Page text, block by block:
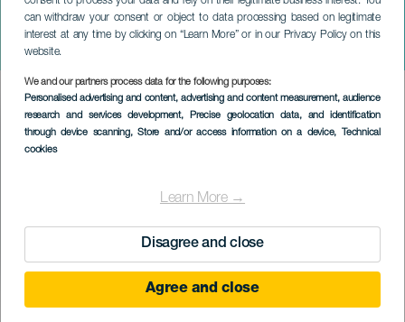
can withdraw your consent or object to data processing based on legitimate
interest at any time by clicking on “Learn More” or in our Privacy Policy on this
website.
We and our partners process data for the following purposes:
Personalised advertising and content, advertising and content measurement, audience
research and services development, Precise geolocation data, and identification
through device scanning, Store and/or access information on a device, Technical
cookies
Learn More →
Disagree and close
Agree and close
Bewis de la Rosa na
koncertě
Imagen
Listado